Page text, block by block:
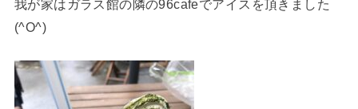
我が家はガラス館の隣の96cafeでアイスを頂きました
(^O^)